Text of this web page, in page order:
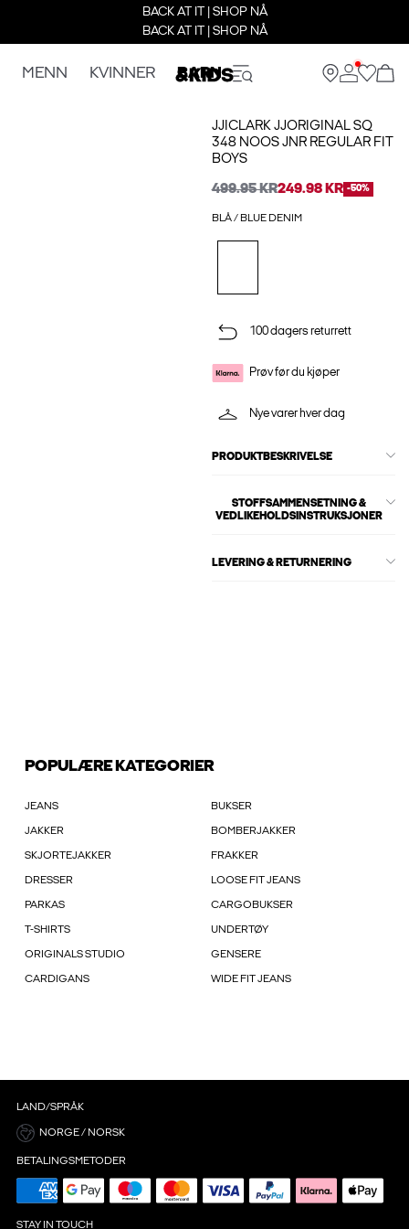
BACK AT IT | SHOP NÅ
BACK AT IT | SHOP NÅ
MENN KVINNER BARN
JJICLARK JJORIGINAL SQ
348 NOOS JNR REGULAR FIT
BOYS
499.95 KR249.98 KR -50%
BLÅ / BLUE DENIM
100 dagers returrett
Prøv før du kjøper
Nye varer hver dag
PRODUKTBESKRIVELSE
STOFFSAMMENSETNING &
VEDLIKEHOLDSINSTRUKSJONER
LEVERING & RETURNERING
POPULÆRE KATEGORIER
JEANS BUKSER
JAKKER BOMBERJAKKER
SKJORTEJAKKER FRAKKER
DRESSER LOOSE FIT JEANS
PARKAS CARGOBUKSER
T-SHIRTS UNDERTØY
ORIGINALS STUDIO GENSERE
CARDIGANS WIDE FIT JEANS
LAND/SPRÅK
NORGE / NORSK
BETALINGSMETODER
STAY IN TOUCH